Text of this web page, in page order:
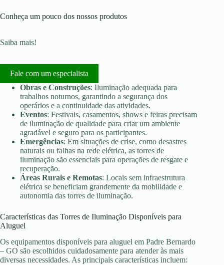
Conheça um pouco dos nossos produtos
Saiba mais!
Fale com um especialista
Obras e Construções: Iluminação adequada para
trabalhos noturnos, garantindo a segurança dos
operários e a continuidade das atividades.
Eventos: Festivais, casamentos, shows e feiras precisam
de iluminação de qualidade para criar um ambiente
agradável e seguro para os participantes.
Emergências: Em situações de crise, como desastres
naturais ou falhas na rede elétrica, as torres de
iluminação são essenciais para operações de resgate e
recuperação.
Áreas Rurais e Remotas: Locais sem infraestrutura
elétrica se beneficiam grandemente da mobilidade e
autonomia das torres de iluminação.
Características das Torres de Iluminação Disponíveis para
Aluguel
Os equipamentos disponíveis para aluguel em Padre Bernardo
– GO são escolhidos cuidadosamente para atender às mais
diversas necessidades. As principais características incluem: